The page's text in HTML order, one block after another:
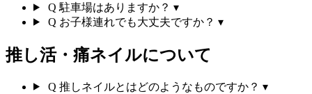
Q 駐車場はありますか？ ▾
Q お子様連れでも大丈夫ですか？ ▾
推し活・痛ネイルについて
Q 推しネイルとはどのようなものですか？ ▾